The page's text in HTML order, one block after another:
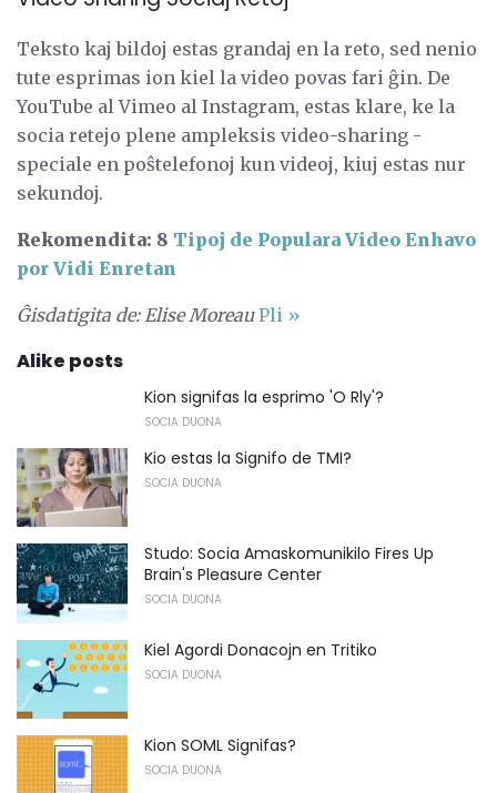
Teksto kaj bildoj estas grandaj en la reto, sed nenio
tute esprimas ion kiel la video povas fari ĝin. De
YouTube al Vimeo al Instagram, estas klare, ke la
socia retejo plene ampleksis video-sharing -
speciale en poŝtelefonoj kun videoj, kiuj estas nur
sekundoj.
Rekomendita: 8 Tipoj de Populara Video Enhavo
por Vidi Enretan
Ĝisdatigita de: Elise Moreau Pli »
Alike posts
Kion signifas la esprimo 'O Rly'?
SOCIA DUONA
Kio estas la Signifo de TMI?
SOCIA DUONA
Studo: Socia Amaskomunikilo Fires Up
Brain's Pleasure Center
SOCIA DUONA
Kiel Agordi Donacojn en Tritiko
SOCIA DUONA
Kion SOML Signifas?
SOCIA DUONA